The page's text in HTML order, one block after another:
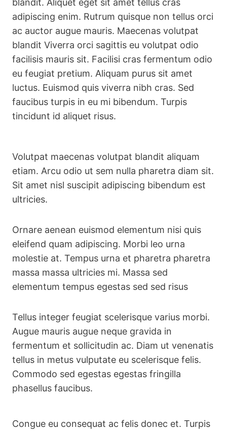
blandit. Aliquet eget sit amet tellus cras
adipiscing enim. Rutrum quisque non tellus orci
ac auctor augue mauris. Maecenas volutpat
blandit Viverra orci sagittis eu volutpat odio
facilisis mauris sit. Facilisi cras fermentum odio
eu feugiat pretium. Aliquam purus sit amet
luctus. Euismod quis viverra nibh cras. Sed
faucibus turpis in eu mi bibendum. Turpis
tincidunt id aliquet risus.
Volutpat maecenas volutpat blandit aliquam
etiam. Arcu odio ut sem nulla pharetra diam sit.
Sit amet nisl suscipit adipiscing bibendum est
ultricies.
Ornare aenean euismod elementum nisi quis
eleifend quam adipiscing. Morbi leo urna
molestie at. Tempus urna et pharetra pharetra
massa massa ultricies mi. Massa sed
elementum tempus egestas sed sed risus
Tellus integer feugiat scelerisque varius morbi.
Augue mauris augue neque gravida in
fermentum et sollicitudin ac. Diam ut venenatis
tellus in metus vulputate eu scelerisque felis.
Commodo sed egestas egestas fringilla
phasellus faucibus.
Congue eu consequat ac felis donec et. Turpis